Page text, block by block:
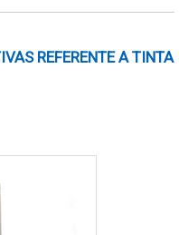
do circuito
REFERENTE A TINTA